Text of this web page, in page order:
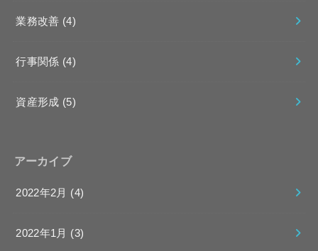
業務改善 (4)
行事関係 (4)
資産形成 (5)
アーカイブ
2022年2月 (4)
2022年1月 (3)